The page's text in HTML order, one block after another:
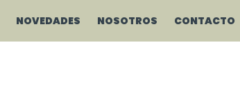
NOVEDADES NOSOTROS CONTACTO